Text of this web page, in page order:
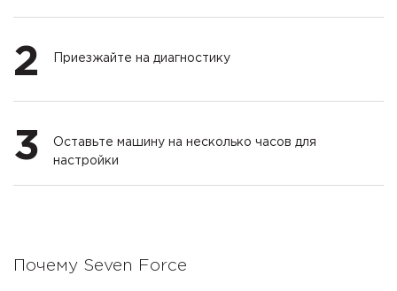
2 Приезжайте на диагностику
3
Оставьте машину на несколько часов для
настройки
Почему Seven Force